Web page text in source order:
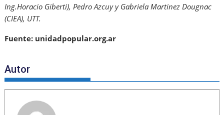
Ing.Horacio Giberti), Pedro Azcuy y Gabriela Martinez Dougnac
(CIEA), UTT.
Fuente: unidadpopular.org.ar
Autor